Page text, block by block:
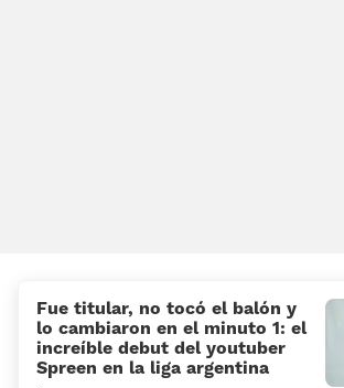
Fue titular, no tocó el balón y
lo cambiaron en el minuto 1: el
increíble debut del youtuber
Spreen en la liga argentina